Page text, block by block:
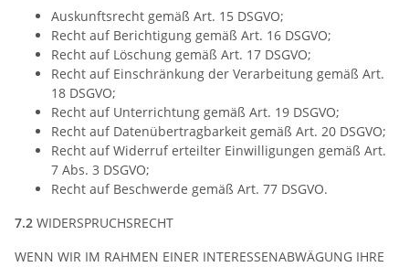
Auskunftsrecht gemäß Art. 15 DSGVO;
Recht auf Berichtigung gemäß Art. 16 DSGVO;
Recht auf Löschung gemäß Art. 17 DSGVO;
Recht auf Einschränkung der Verarbeitung gemäß Art.
18 DSGVO;
Recht auf Unterrichtung gemäß Art. 19 DSGVO;
Recht auf Datenübertragbarkeit gemäß Art. 20 DSGVO;
Recht auf Widerruf erteilter Einwilligungen gemäß Art.
7 Abs. 3 DSGVO;
Recht auf Beschwerde gemäß Art. 77 DSGVO.
7.2 WIDERSPRUCHSRECHT
WENN WIR IM RAHMEN EINER INTERESSENABWÄGUNG IHRE